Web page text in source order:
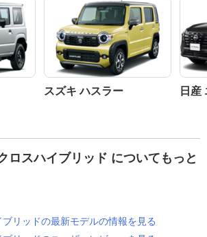
スズキ ハスラー 日産
ロスハイブリッド についてもっと
リッドの最新モデルの情報を見る